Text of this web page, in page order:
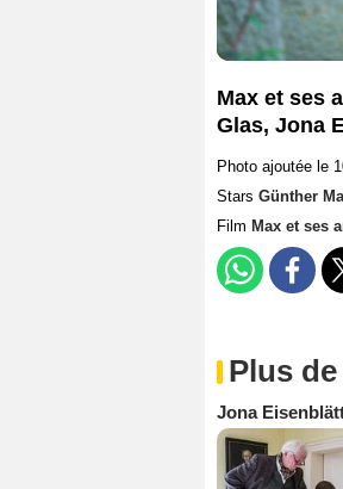
Max et ses
Glas, Jona
Photo ajoutée le
Stars Günther
Film Max et ses
Plus
Jona